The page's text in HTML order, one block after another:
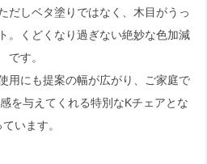
だしベタ塗りではなく、木目がうっ
。くどくなり過ぎない絶妙な色加減
です。
用にも提案の幅が広がり、ご家庭で
を与えてくれる特別なKチェアとな
ています。